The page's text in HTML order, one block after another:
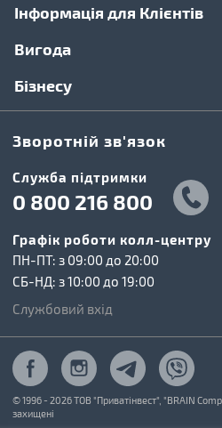
Інформація для Клієнтів
Вигода
Бізнесу
Зворотній зв'язок
Cлужба підтримки
0 800 216 800
Графік роботи колл-центру
ПН-ПТ: з 09:00 до 20:00
СБ-НД: з 10:00 до 19:00
Службовий вхід
© 1996 - 2026 ТОВ "Приватінвест", "BRAIN
захищені